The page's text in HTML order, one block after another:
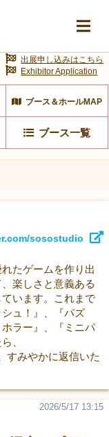
ブース＆ホールMAP
ブース一覧
出展申し込みはこちら
Exhibitor Application
sosostudio
たゲームを作り出
楽しさと意義ある
います。これまで
ュ！』、『パズ
ラー』、『ミニパ
、
すみやかに返信いた
2026/5/17 13:15